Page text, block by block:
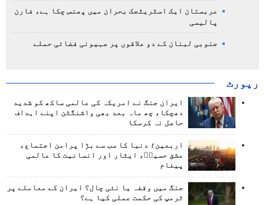
عربستان ایک اسٹریٹجک بحران میں پھنس چکا ہے، فارن
پالیسی
جنوبی لبنان کے دو علاقوں پر صہیونی فضائی حملے
رپورٹ
ایران جنگ نے امریکہ کی عالمی ساکھ کو شدید
دھچکا، چھ ماہ بعد بھی واشنگٹن اپنے اہداف
حاصل نہ کرسکا
اربعین؛ دنیا کا سب سے بڑا پرامن اجتماع،
عشق حسینؑ، ایثار اور انسانیت کا عالمی
پیغام
جنگ میں وقفہ یا نئی چال؟ ایران کے معاملے پر
ٹرمپ کی حکمت عملی کیا ہے؟